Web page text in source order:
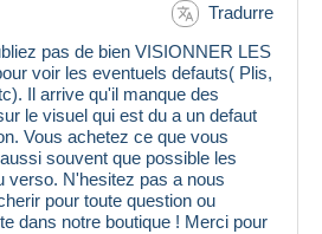
Tradurre
pas de bien VISIONNER LES
voir les eventuels defauts( Plis,
Il arrive qu'il manque des
le visuel qui est du a un defaut
Vous achetez ce que vous
souvent que possible les
verso. N'hesitez pas a nous
pour toute question ou
dans notre boutique ! Merci pour